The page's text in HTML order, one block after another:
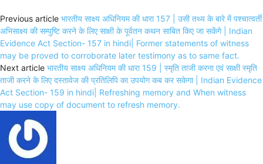
Previous article भारतीय साक्ष्य अधिनियम की धारा 157 | उसी तथ्य के बारे में पश्चात्वर्ती
अभिसाक्ष्य की सम्पुष्टि करने के लिए साक्षी के पूर्वतन कथन साबित किए जा सकेंगे | Indian
Evidence Act Section- 157 in hindi| Former statements of witness
may be proved to corroborate later testimony as to same fact.
Next article भारतीय साक्ष्य अधिनियम की धारा 159 | स्मृति ताजी करना एवं साक्षी स्मृति
ताजी करने के लिए दस्तावेज की प्रतिलिपि का उपयोग कब कर सकेगा | Indian Evidence
Act Section- 159 in hindi| Refreshing memory and When witness
may use copy of document to refresh memory.